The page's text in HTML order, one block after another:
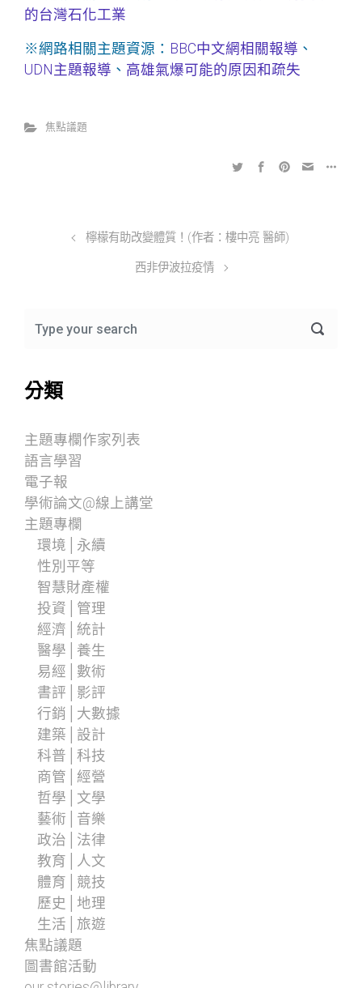
的台灣石化工業
※網路相關主題資源： BBC中文網相關報導 、
UDN主題報導 、 高雄氣爆可能的原因和疏失
焦點議題
檸檬有助改變體質！(作者：樓中亮 醫師)
西非伊波拉疫情
分類
主題專欄作家列表
語言學習
電子報
學術論文@線上講堂
主題專欄
環境│永續
性別平等
智慧財產權
投資│管理
經濟│統計
醫學│養生
易經│數術
書評│影評
行銷│大數據
建築│設計
科普│科技
商管│經營
哲學│文學
藝術│音樂
政治│法律
教育│人文
體育│競技
歷史│地理
生活│旅遊
焦點議題
圖書館活動